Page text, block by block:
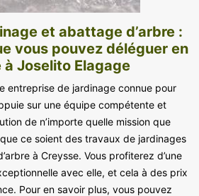
et abattage d’arbre :
vous pouvez déléguer en
Joselito Elagage
entreprise de jardinage connue pour
sur une équipe compétente et
de n’importe quelle mission que
ce soient des travaux de jardinages
à Creysse. Vous profiterez d’une
avec elle, et cela à des prix
Pour en savoir plus, vous pouvez